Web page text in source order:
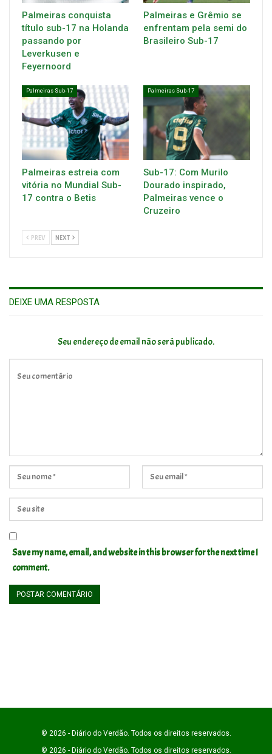
Palmeiras conquista
título sub-17 na Holanda
passando por
Leverkusen e
Feyernoord
Palmeiras e Grêmio se
enfrentam pela semi do
Brasileiro Sub-17
Palmeiras Sub-17
Palmeiras estreia com
vitória no Mundial Sub-
17 contra o Betis
Palmeiras Sub-17
Sub-17: Com Murilo
Dourado inspirado,
Palmeiras vence o
Cruzeiro
PREV NEXT
DEIXE UMA RESPOSTA
Seu endereço de email não será publicado.
Save my name, email, and website in this browser for the next time I
comment.
© 2026 - Diário do Verdão. Todos os direitos reservados.
© 2026 - Diário do Verdão. Todos os direitos reservados.